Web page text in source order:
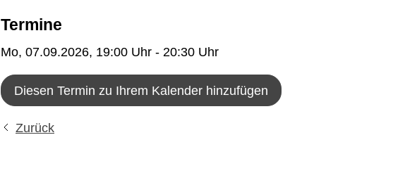
Termine
Mo, 07.09.2026, 19:00 Uhr - 20:30 Uhr
Diesen Termin zu Ihrem Kalender hinzufügen
Zurück